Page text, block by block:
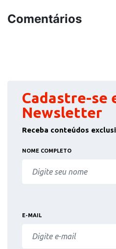
Comentários
Cadastre-se
Newsletter
Receba conteúdos
NOME COMPLETO
E-MAIL